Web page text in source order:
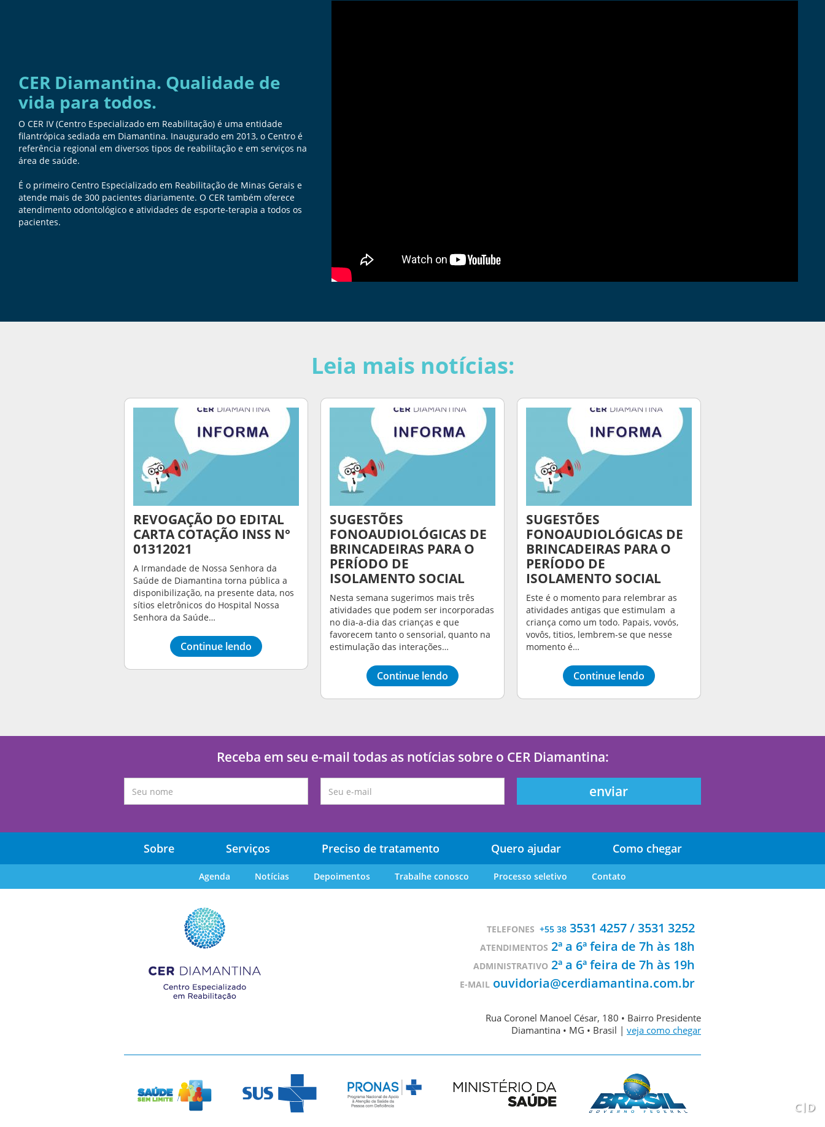
CER Diamantina. Qualidade de
vida para todos.
O CER IV (Centro Especializado em Reabilitação) é uma entidade
filantrópica sediada em Diamantina. Inaugurado em 2013, o Centro é
referência regional em diversos tipos de reabilitação e em serviços na
área de saúde.
É o primeiro Centro Especializado em Reabilitação de Minas Gerais e
atende mais de 300 pacientes diariamente. O CER também oferece
atendimento odontológico e atividades de esporte-terapia a todos os
pacientes.
Leia mais notícias:
REVOGAÇÃO DO EDITAL
CARTA COTAÇÃO INSS N°
01312021
A Irmandade de Nossa Senhora da
Saúde de Diamantina torna pública a
disponibilização, na presente data, nos
sítios eletrônicos do Hospital Nossa
Senhora da Saúde…
Continue lendo
SUGESTÕES
FONOAUDIOLÓGICAS DE
BRINCADEIRAS PARA O
PERÍODO DE
ISOLAMENTO SOCIAL
Nesta semana sugerimos mais três
atividades que podem ser incorporadas
no dia-a-dia das crianças e que
favorecem tanto o sensorial, quanto na
estimulação das interações…
Continue lendo
SUGESTÕES
FONOAUDIOLÓGICAS DE
BRINCADEIRAS PARA O
PERÍODO DE
ISOLAMENTO SOCIAL
Este é o momento para relembrar as
atividades antigas que estimulam a
criança como um todo. Papais, vovós,
vovôs, titios, lembrem-se que nesse
momento é…
Continue lendo
Receba em seu e-mail todas as notícias sobre o CER Diamantina:
Sobre Serviços Preciso de tratamento Quero ajudar Como chegar
Agenda Notícias Depoimentos Trabalhe conosco Processo seletivo Contato
TELEFONES +55 38 3531 4257 / 3531 3252
ATENDIMENTOS 2ª a 6ª feira de 7h às 18h
ADMINISTRATIVO 2ª a 6ª feira de 7h às 19h
E-MAIL ouvidoria@cerdiamantina.com.br
Rua Coronel Manoel César, 180 • Bairro Presidente
Diamantina • MG • Brasil | veja como chegar